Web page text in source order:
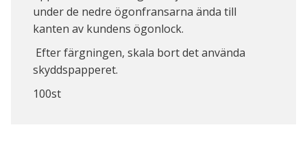
under de nedre ögonfransarna ända till
kanten av kundens ögonlock.
Efter färgningen, skala bort det använda
skyddspapperet.
100st